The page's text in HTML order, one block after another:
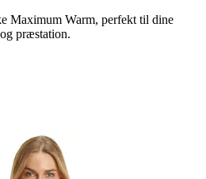
Maximum Warm, perfekt til dine
præstation.